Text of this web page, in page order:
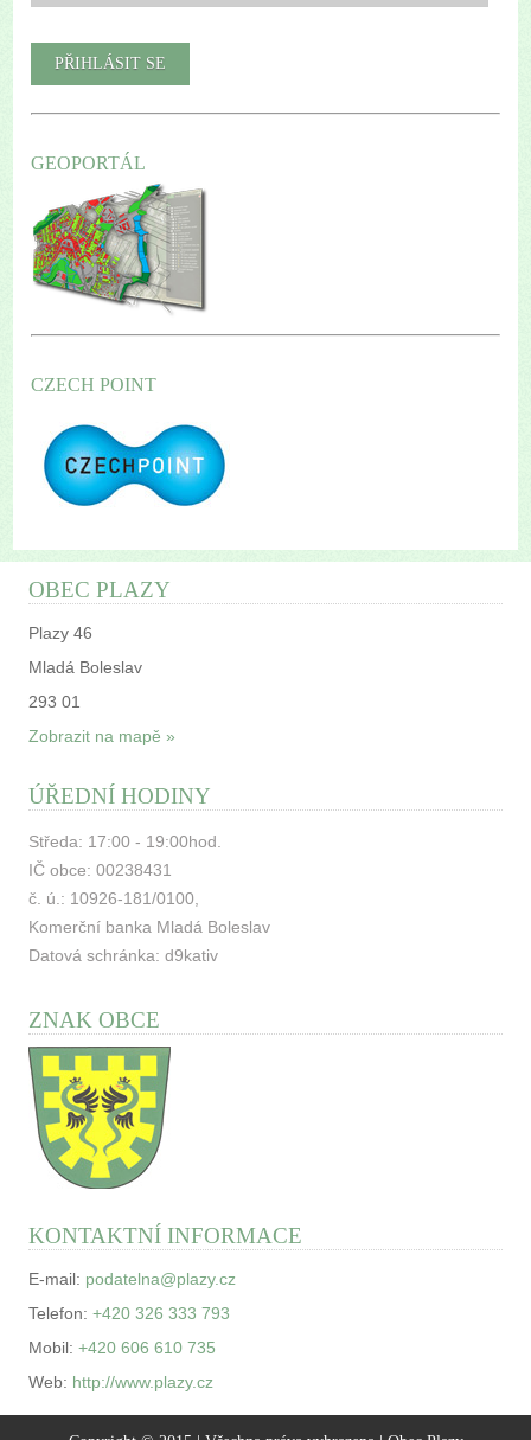
GEOPORTÁL
CZECH POINT
OBEC PLAZY
Plazy 46
Mladá Boleslav
293 01
Zobrazit na mapě »
ÚŘEDNÍ HODINY
Středa: 17:00 - 19:00hod.
IČ obce: 00238431
č. ú.: 10926-181/0100,
Komerční banka Mladá Boleslav
Datová schránka: d9kativ
ZNAK OBCE
KONTAKTNÍ INFORMACE
E-mail: podatelna@plazy.cz
Telefon: +420 326 333 793
Mobil: +420 606 610 735
Web: http://www.plazy.cz